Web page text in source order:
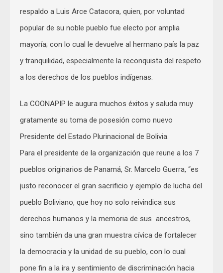
respaldo a Luis Arce Catacora, quien, por voluntad
popular de su noble pueblo fue electo por amplia
mayoría; con lo cual le devuelve al hermano país la paz
y tranquilidad, especialmente la reconquista del respeto
a los derechos de los pueblos indígenas.
La COONAPIP le augura muchos éxitos y saluda muy
gratamente su toma de posesión como nuevo
Presidente del Estado Plurinacional de Bolivia.
Para el presidente de la organización que reune a los 7
pueblos originarios de Panamá, Sr. Marcelo Guerra, “es
justo reconocer el gran sacrificio y ejemplo de lucha del
pueblo Boliviano, que hoy no solo reivindica sus
derechos humanos y la memoria de sus ancestros,
sino también da una gran muestra cívica de fortalecer
la democracia y la unidad de su pueblo, con lo cual
pone fin a la ira y sentimiento de discriminación hacia